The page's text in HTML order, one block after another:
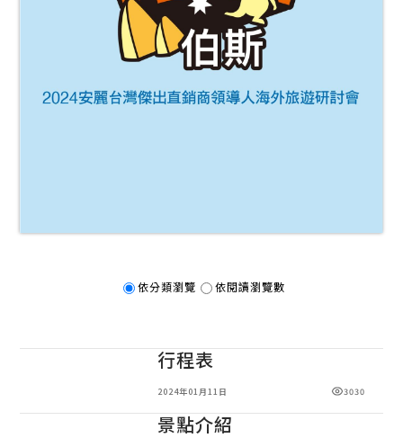
依分類瀏覽 依閱讀瀏覽數
行程表
2024年01月11日 3030
景點介紹